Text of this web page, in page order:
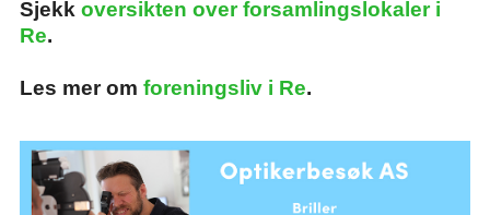
Sjekk oversikten over forsamlingslokaler i
Re.
Les mer om foreningsliv i Re.